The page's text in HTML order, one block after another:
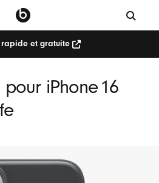
rapide et gratuite
iPhone 16